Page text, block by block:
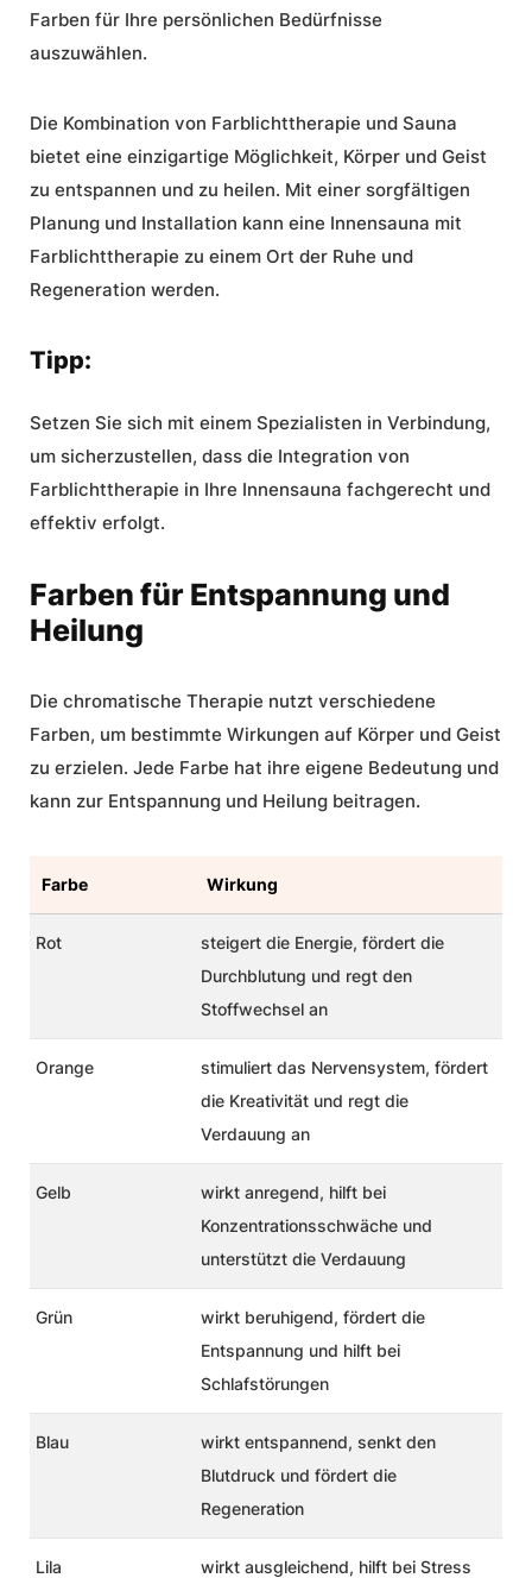
Farben für Ihre persönlichen Bedürfnisse
auszuwählen.
Die Kombination von Farblichttherapie und Sauna
bietet eine einzigartige Möglichkeit, Körper und Geist
zu entspannen und zu heilen. Mit einer sorgfältigen
Planung und Installation kann eine Innensauna mit
Farblichttherapie zu einem Ort der Ruhe und
Regeneration werden.
Tipp:
Setzen Sie sich mit einem Spezialisten in Verbindung,
um sicherzustellen, dass die Integration von
Farblichttherapie in Ihre Innensauna fachgerecht und
effektiv erfolgt.
Farben für Entspannung und
Heilung
Die chromatische Therapie nutzt verschiedene
Farben, um bestimmte Wirkungen auf Körper und Geist
zu erzielen. Jede Farbe hat ihre eigene Bedeutung und
kann zur Entspannung und Heilung beitragen.
Farbe Wirkung
Rot
steigert die Energie, fördert die
Durchblutung und regt den
Stoffwechsel an
Orange
stimuliert das Nervensystem, fördert
die Kreativität und regt die
Verdauung an
Gelb
wirkt anregend, hilft bei
Konzentrationsschwäche und
unterstützt die Verdauung
Grün
wirkt beruhigend, fördert die
Entspannung und hilft bei
Schlafstörungen
Blau
wirkt entspannend, senkt den
Blutdruck und fördert die
Regeneration
Lila wirkt ausgleichend, hilft bei Stress